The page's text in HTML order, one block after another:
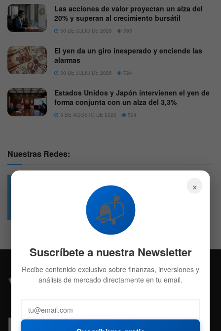
Las acciones de valor proyectan un alza del
20% y superan al crecimiento bursátil
30 DE JULIO DE 2026 595
El yen da un giro inesperado y enciende las
alarmas
30 DE JULIO DE 2026 724
Estados Unidos y Japón intervienen el yen de
forma conjunta con un alza del 3,3%
3 DE AGOSTO DE 2026 594
Nuestras Redes:
4.7k
Followers
×
📬
Suscríbete a nuestra Newsletter
Recibe contenido exclusivo sobre finanzas, inversiones y
análisis de mercado directamente en tu email.